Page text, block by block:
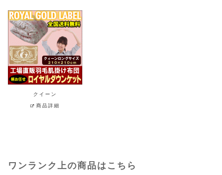
クイーン
商品詳細
ワンランク上の商品はこちら